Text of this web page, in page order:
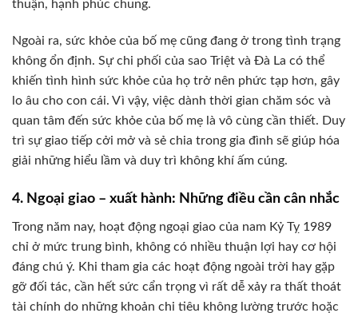
thuận, hạnh phúc chung.
Ngoài ra, sức khỏe của bố mẹ cũng đang ở trong tình trạng
không ổn định. Sự chi phối của sao Triệt và Đà La có thể
khiến tình hình sức khỏe của họ trở nên phức tạp hơn, gây
lo âu cho con cái. Vì vậy, việc dành thời gian chăm sóc và
quan tâm đến sức khỏe của bố mẹ là vô cùng cần thiết. Duy
trì sự giao tiếp cởi mở và sẻ chia trong gia đình sẽ giúp hóa
giải những hiểu lầm và duy trì không khí ấm cúng.
4. Ngoại giao – xuất hành: Những điều cần cân nhắc
Trong năm nay, hoạt động ngoại giao của nam Kỷ Tỵ 1989
chỉ ở mức trung bình, không có nhiều thuận lợi hay cơ hội
đáng chú ý. Khi tham gia các hoạt động ngoài trời hay gặp
gỡ đối tác, cần hết sức cẩn trọng vì rất dễ xảy ra thất thoát
tài chính do những khoản chi tiêu không lường trước hoặc